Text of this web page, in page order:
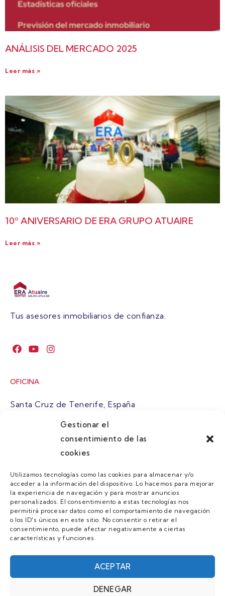
Gestionar el
consentimiento de las
cookies
Utilizamos tecnologías como las cookies para almacenar y/o
acceder a la información del dispositivo. Lo hacemos para mejorar
la experiencia de navegación y para mostrar anuncios
personalizados. El consentimiento a estas tecnologías nos
permitirá procesar datos como el comportamiento de navegación
o los ID's únicos en este sitio. No consentir o retirar el
consentimiento, puede afectar negativamente a ciertas
características y funciones.
ACEPTAR
DENEGAR
ANÁLISIS DEL MERCADO 2025
Leer más »
10º ANIVERSARIO DE ERA GRUPO ATUAIRE
Leer más »
Tus asesores inmobiliarios de confianza.
OFICINA
Santa Cruz de Tenerife, España
atuaire@grupoatuaire.com
+34 638765829
MENU
Quienes Somos
Guias
Contacto
Únete